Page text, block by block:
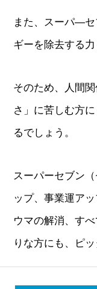
また、スーパ―
ギーを除去する力
そのため、人間
さ」に苦しむ方
るでしょう。
スーパーセブン
ップ、事業運ア
ウマの解消、す
りな方にも、ピ